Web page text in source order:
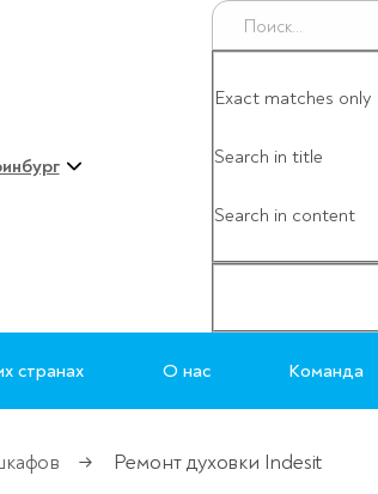
Exact matches only
Search in title
Search in content
странах О нас Команда
→ Ремонт духовки Indesit